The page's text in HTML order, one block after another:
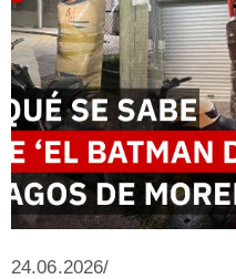
24.06.2026/